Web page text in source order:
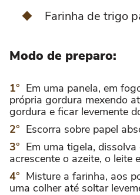
Farinha de trigo
Modo de preparo:
Em uma panela, em
própria gordura mexendo
gordura e ficar levemente
Escorra sobre papel
Em uma tigela,
acrescente o azeite, o leite
Misture a farinha, aos
uma colher até soltar